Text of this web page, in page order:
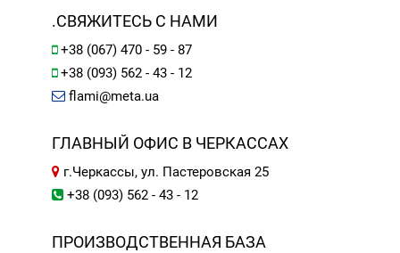
.СВЯЖИТЕСЬ С НАМИ
+38 (067) 470 - 59 - 87
+38 (093) 562 - 43 - 12
flami@meta.ua
ГЛАВНЫЙ ОФИС В ЧЕРКАССАХ
г.Черкассы, ул. Пастеровская 25
+38 (093) 562 - 43 - 12
ПРОИЗВОДСТВЕННАЯ БАЗА